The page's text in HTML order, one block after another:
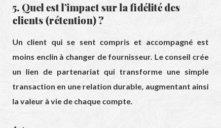
5. Quel est l’impact sur la fidélité des
clients (rétention) ?
Un client qui se sent compris et accompagné est
moins enclin à changer de fournisseur. Le conseil crée
un lien de partenariat qui transforme une simple
transaction en une relation durable, augmentant ainsi
la valeur à vie de chaque compte.